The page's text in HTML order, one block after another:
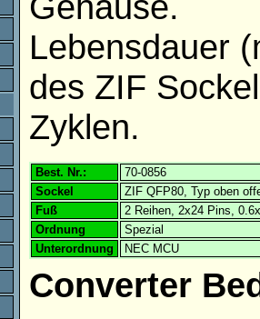
Lebensdauer
des ZIF
Zyklen.
Best. Nr.:
70-0856
Sockel
ZIF QFP80, Typ oben
Fuß
2 Reihen, 2x24 Pins,
Ordnung
Spezial
Unterordnung
NEC MCU
Converter